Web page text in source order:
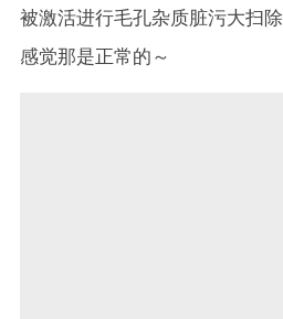
被激活进行毛孔杂质脏污大扫
感觉那是正常的～